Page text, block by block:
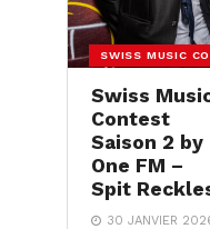
SWISS MUSIC
Swiss
Contest
Saison 2 by
One FM –
Spit
30 JANVIER